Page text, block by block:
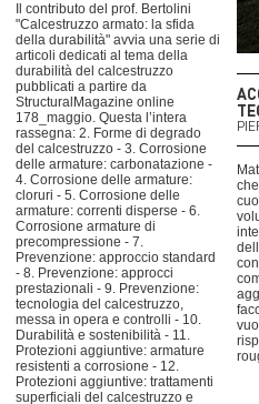
Il contributo del prof. Bertolini
"Calcestruzzo armato: la sfida
della durabilità" avvia una serie di
articoli dedicati al tema della
durabilità del calcestruzzo
pubblicati a partire da
StructuralMagazine online
178_maggio. Questa l’intera
rassegna: 2. Forme di degrado
del calcestruzzo - 3. Corrosione
delle armature: carbonatazione -
4. Corrosione delle armature:
cloruri - 5. Corrosione delle
armature: correnti disperse - 6.
Corrosione armature di
precompressione - 7.
Prevenzione: approccio standard
- 8. Prevenzione: approcci
prestazionali - 9. Prevenzione:
tecnologia del calcestruzzo,
messa in opera e controlli - 10.
Durabilità e sostenibilità - 11.
Protezioni aggiuntive: armature
resistenti a corrosione - 12.
Protezioni aggiuntive: trattamenti
superficiali del calcestruzzo e